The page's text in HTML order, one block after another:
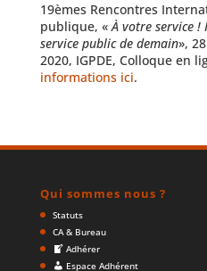
19èmes Rencontres
publique, «À votre service
service public de demain»,
2020, IGPDE, Colloque en
informations ici.
Qui sommes nous ?
Statuts
CA & Bureau
Adhérer
Espace Adhérent